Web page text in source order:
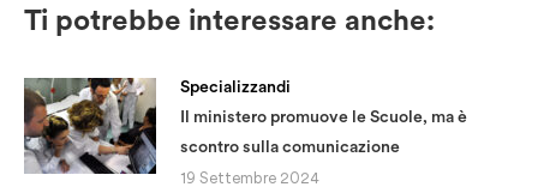
Ti potrebbe interessare anche:
Specializzandi
Il ministero promuove le Scuole, ma è
scontro sulla comunicazione
19 Settembre 2024